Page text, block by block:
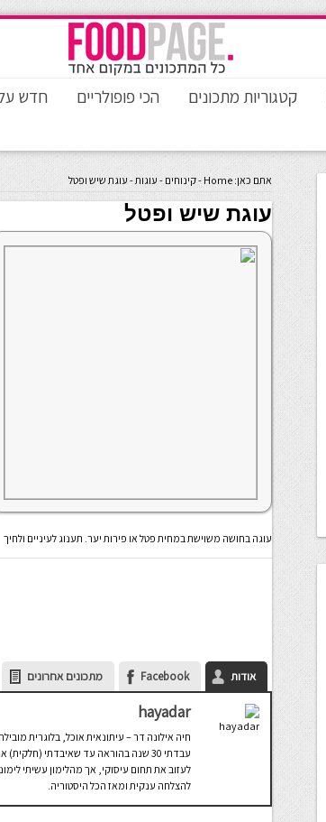
קטגוריות מתכונים הכי פופולריים חדש
אתם כאן: Home
-קינוחים - עוגות- עוגת שיש ופטל
עוגת שיש ופטל
עוגה בחושה משוישת במחית פטל או פירות יער. תענוג לעיניים ולחיך
אודות Facebook מתכונים אחרונים
hayadar
חיה אילונה דר – עיתונאית אוכל, בלוגרית
עבדתי 30 שנה בהוראה עד שאיבדתי
לעזוב את תחום עיסוקי, אך מהלימון עשיתי
להצלחה ענקית ומאז הכל היסטוריה.